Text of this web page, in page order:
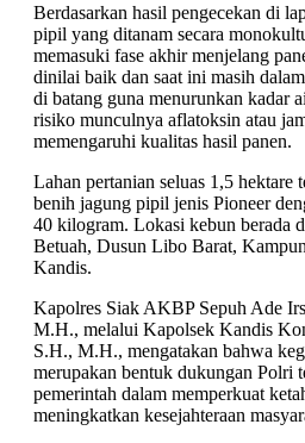
Berdasarkan hasil pengecekan di
pipil yang ditanam secara
memasuki fase akhir menjelang
dinilai baik dan saat ini masih
di batang guna menurunkan kadar
risiko munculnya aflatoksin atau
memengaruhi kualitas hasil panen.
Lahan pertanian seluas 1,5 hektare
benih jagung pipil jenis Pioneer
40 kilogram. Lokasi kebun berada
Betuah, Dusun Libo Barat,
Kandis.
Kapolres Siak AKBP Sepuh Ade
M.H., melalui Kapolsek Kandis
S.H., M.H., mengatakan bahwa
merupakan bentuk dukungan Polri
pemerintah dalam memperkuat
meningkatkan kesejahteraan